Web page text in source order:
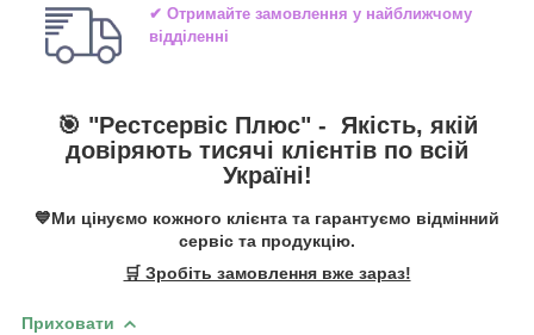
✔ Отримайте замовлення у найближчому
відділенні
🎯 "Рестсервіс Плюс" - Якість, якій
довіряють тисячі клієнтів по всій
Україні!
💙Ми цінуємо кожного клієнта та гарантуємо відмінний
сервіс та продукцію.
🛒 Зробіть замовлення вже зараз!
Приховати